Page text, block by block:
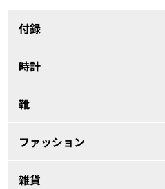
付録
時計
靴
ファッション
雑貨